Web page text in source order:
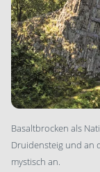
Basaltbrocken als
Druidensteig und an
mystisch an.